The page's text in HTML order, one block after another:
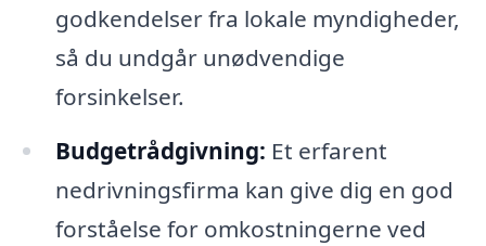
godkendelser fra lokale myndigheder,
så du undgår unødvendige
forsinkelser.
Budgetrådgivning: Et erfarent
nedrivningsfirma kan give dig en god
forståelse for omkostningerne ved